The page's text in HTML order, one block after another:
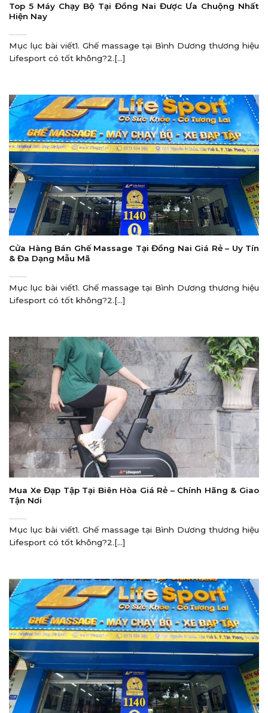
Top 5 Máy Chạy Bộ Tại Đồng Nai Được Ưa Chuộng Nhất
Hiện Nay
Mục lục bài viết1. Ghế massage tại Bình Dương thương hiệu
Lifesport có tốt không?2.[...]
Cửa Hàng Bán Ghế Massage Tại Đồng Nai Giá Rẻ – Uy Tín
& Đa Dạng Mẫu Mã
Mục lục bài viết1. Ghế massage tại Bình Dương thương hiệu
Lifesport có tốt không?2.[...]
Mua Xe Đạp Tập Tại Biên Hòa Giá Rẻ – Chính Hãng & Giao
Tận Nơi
Mục lục bài viết1. Ghế massage tại Bình Dương thương hiệu
Lifesport có tốt không?2.[...]